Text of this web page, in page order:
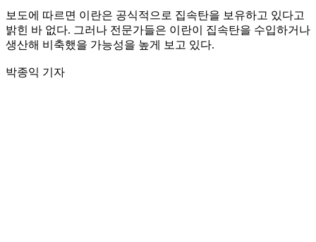
보도에 따르면 이란은 공식적으로 집속탄을 보유하고 있다고
밝힌 바 없다. 그러나 전문가들은 이란이 집속탄을 수입하거나
생산해 비축했을 가능성을 높게 보고 있다.
박종익 기자